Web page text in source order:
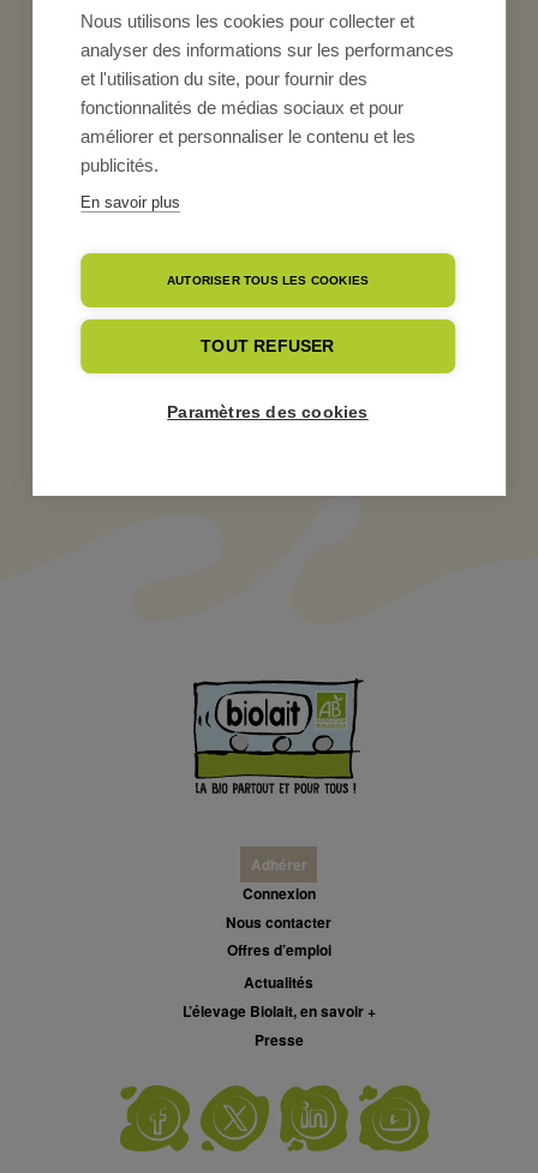
Nous utilisons les cookies pour collecter et
analyser des informations sur les performances
et l'utilisation du site, pour fournir des
fonctionnalités de médias sociaux et pour
améliorer et personnaliser le contenu et les
publicités.
En savoir plus
AUTORISER TOUS LES COOKIES
TOUT REFUSER
Paramètres des cookies
Actualités des Adhérents
Publié le12 mai 2021
← Retour aux actualités
Adhérer
Connexion
Nous contacter
Offres d’emploi
Actualités
L’élevage Biolait, en savoir +
Presse